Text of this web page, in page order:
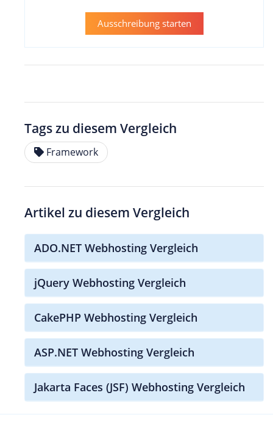
Ausschreibung starten
Tags zu diesem Vergleich
Framework
Artikel zu diesem Vergleich
ADO.NET Webhosting Vergleich
jQuery Webhosting Vergleich
CakePHP Webhosting Vergleich
ASP.NET Webhosting Vergleich
Jakarta Faces (JSF) Webhosting Vergleich